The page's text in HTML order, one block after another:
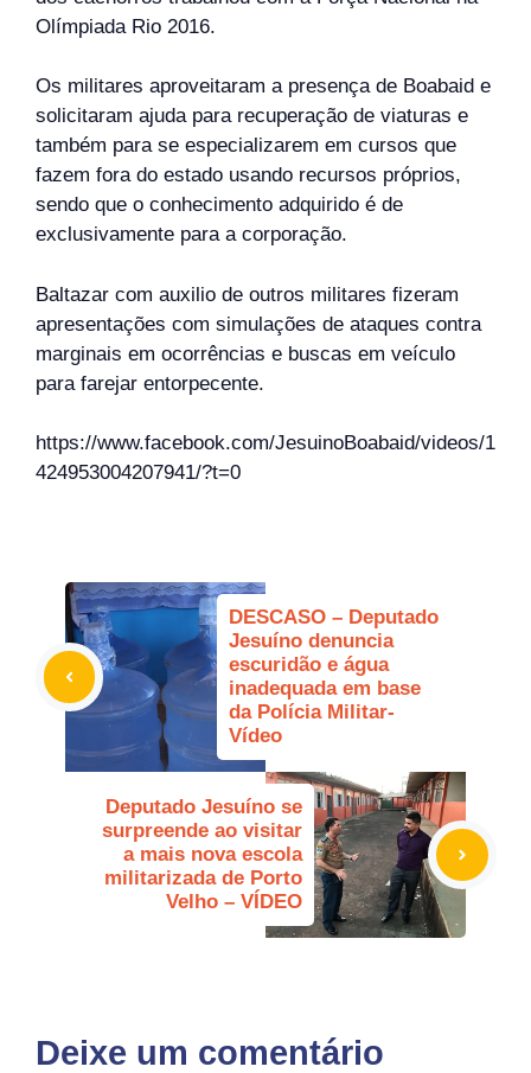
Olímpiada Rio 2016.
Os militares aproveitaram a presença de Boabaid e
solicitaram ajuda para recuperação de viaturas e
também para se especializarem em cursos que
fazem fora do estado usando recursos próprios,
sendo que o conhecimento adquirido é de
exclusivamente para a corporação.
Baltazar com auxilio de outros militares fizeram
apresentações com simulações de ataques contra
marginais em ocorrências e buscas em veículo
para farejar entorpecente.
https://www.facebook.com/JesuinoBoabaid/videos/1
424953004207941/?t=0
DESCASO – Deputado
Jesuíno denuncia
escuridão e água
inadequada em base
da Polícia Militar-
Vídeo
Deputado Jesuíno se
surpreende ao visitar
a mais nova escola
militarizada de Porto
Velho – VÍDEO
Deixe um comentário